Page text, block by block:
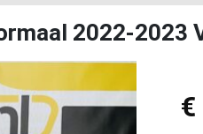
2022-2023
€